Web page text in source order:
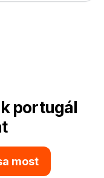
portugál
most